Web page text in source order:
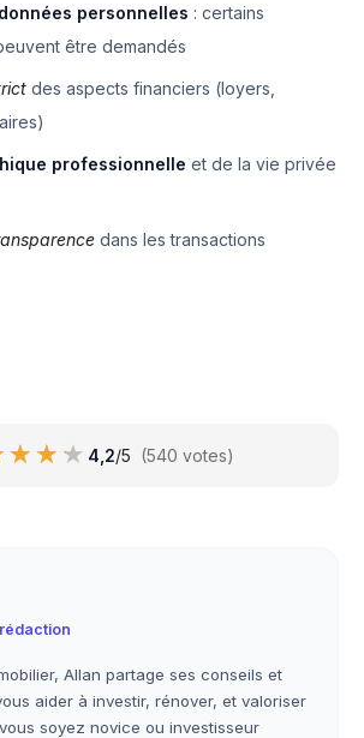
données personnelles : certains
être demandés
des aspects financiers (loyers,
professionnelle et de la vie privée
dans les transactions
4,2/5 (540 votes)
Allan partage ses conseils et
aider à investir, rénover, et valoriser
soyez novice ou investisseur